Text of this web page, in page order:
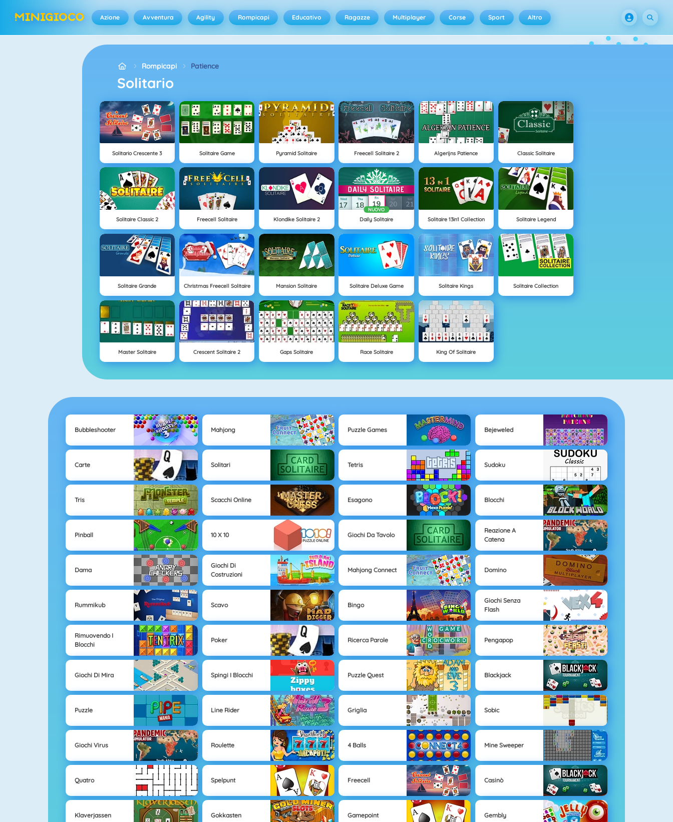
Azione Avventura Agility Rompicapi Educativo Ragazze Multiplayer Corse Sport Altro
Rompicapi Patience
Solitario
Solitario Crescente 3 Solitaire Game Pyramid Solitaire Freecell Solitaire 2 Algerijns Patience Classic Solitaire
Solitaire Classic 2 Freecell Solitaire Klondike Solitaire 2
NUOVO
Daily Solitaire Solitaire 13in1 Collection Solitaire Legend
Solitaire Grande Christmas Freecell Solitaire Mansion Solitaire Solitaire Deluxe Game Solitaire Kings Solitaire Collection
Master Solitaire Crescent Solitaire 2 Gaps Solitaire Race Solitaire King Of Solitaire
Bubbleshooter Mahjong Puzzle Games Bejeweled
Carte Solitari Tetris Sudoku
Tris Scacchi Online Esagono Blocchi
Pinball 10 X 10 Giochi Da Tavolo
Reazione A
Catena
Dama
Giochi Di
Costruzioni
Mahjong Connect Domino
Rummikub Scavo Bingo
Giochi Senza
Flash
Rimuovendo I
Blocchi
Poker Ricerca Parole Pengapop
Giochi Di Mira Spingi I Blocchi Puzzle Quest Blackjack
Puzzle Line Rider Griglia Sobic
Giochi Virus Roulette 4 Balls Mine Sweeper
Quatro Spelpunt Freecell Casinò
Klaverjassen Gokkasten Gamepoint Gembly